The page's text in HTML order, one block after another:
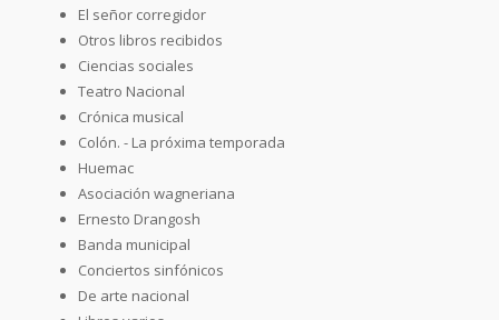
El señor corregidor
Otros libros recibidos
Ciencias sociales
Teatro Nacional
Crónica musical
Colón. - La próxima temporada
Huemac
Asociación wagneriana
Ernesto Drangosh
Banda municipal
Conciertos sinfónicos
De arte nacional